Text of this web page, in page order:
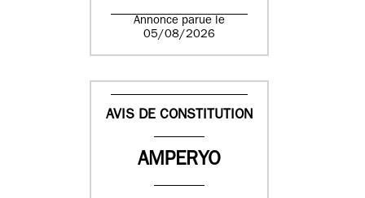
Annonce parue le
05/08/2026
AVIS DE CONSTITUTION
AMPERYO